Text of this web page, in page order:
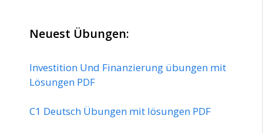
Neuest Übungen:
Investition Und Finanzierung übungen mit
Lösungen PDF
C1 Deutsch Übungen mit lösungen PDF